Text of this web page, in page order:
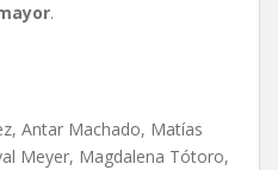
.
Antar Machado, Matías
Meyer, Magdalena Tótoro,